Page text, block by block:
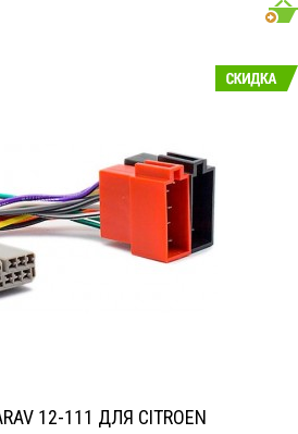
12-111 ДЛЯ CITROEN